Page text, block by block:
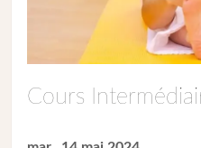
Cours